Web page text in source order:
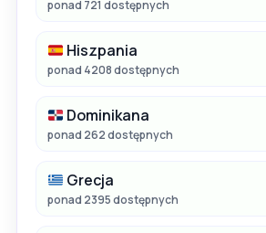
ponad 721 dostępnych
Hiszpania
ponad 4208 dostępnych
Dominikana
ponad 262 dostępnych
Grecja
ponad 2395 dostępnych